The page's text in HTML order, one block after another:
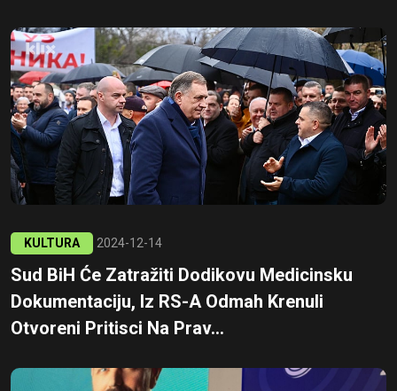
KULTURA 2024-12-14
Sud BiH Će Zatražiti Dodikovu Medicinsku
Dokumentaciju, Iz RS-A Odmah Krenuli
Otvoreni Pritisci Na Prav...